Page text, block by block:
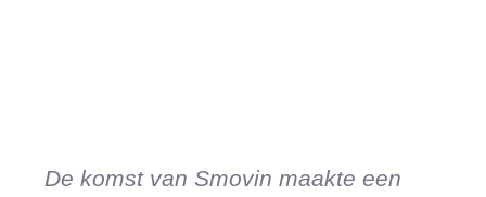
De komst van Smovin maakte een